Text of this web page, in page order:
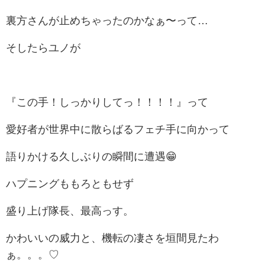
裏方さんが止めちゃったのかなぁ〜って…
そしたらユノが
『この手！しっかりしてっ！！！！』って
愛好者が世界中に散らばるフェチ手に向かって
語りかける久しぶりの瞬間に遭遇😁
ハプニングももろともせず
盛り上げ隊長、最高っす。
かわいいの威力と、機転の凄さを垣間見たわ
ぁ。。。♡